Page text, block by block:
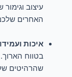
עיצוב
האחרים
איכות
בטווח
שהרהיטים